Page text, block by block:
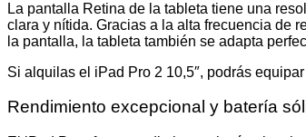
La pantalla Retina de la tableta tiene una
clara y nítida. Gracias a la alta frecuencia de
la pantalla, la tableta también se adapta
Si alquilas el iPad Pro 2 10,5″, podrás
Rendimiento excepcional y batería